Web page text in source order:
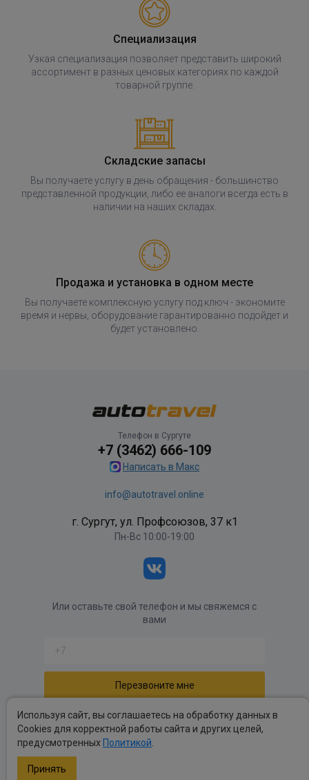
Специализация
Узкая специализация позволяет представить широкий
ассортимент в разных ценовых категориях по каждой
товарной группе.
Складские запасы
Вы получаете услугу в день обращения - большинство
представленной продукции, либо ее аналоги всегда есть в
наличии на наших складах.
Продажа и установка в одном месте
Вы получаете комплексную услугу под ключ - экономите
время и нервы, оборудование гарантированно подойдет и
будет установлено.
Телефон в Сургуте
+7 (3462) 666-109
Написать в Макс
info@autotravel.online
г. Сургут, ул. Профсоюзов, 37 к1
Пн-Вс 10:00-19:00
Или оставьте свой телефон и мы свяжемся с
вами
Отправляя форму вы соглашаетесь сполитикой
обработки персональных данных.
Используя сайт, вы соглашаетесь на обработку данных в
Cookies для корректной работы сайта и других целей,
предусмотренных Политикой
Принять